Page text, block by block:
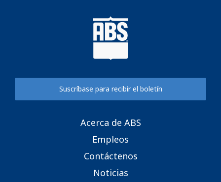
Suscríbase para recibir el boletín
Acerca de ABS
Empleos
Contáctenos
Noticias